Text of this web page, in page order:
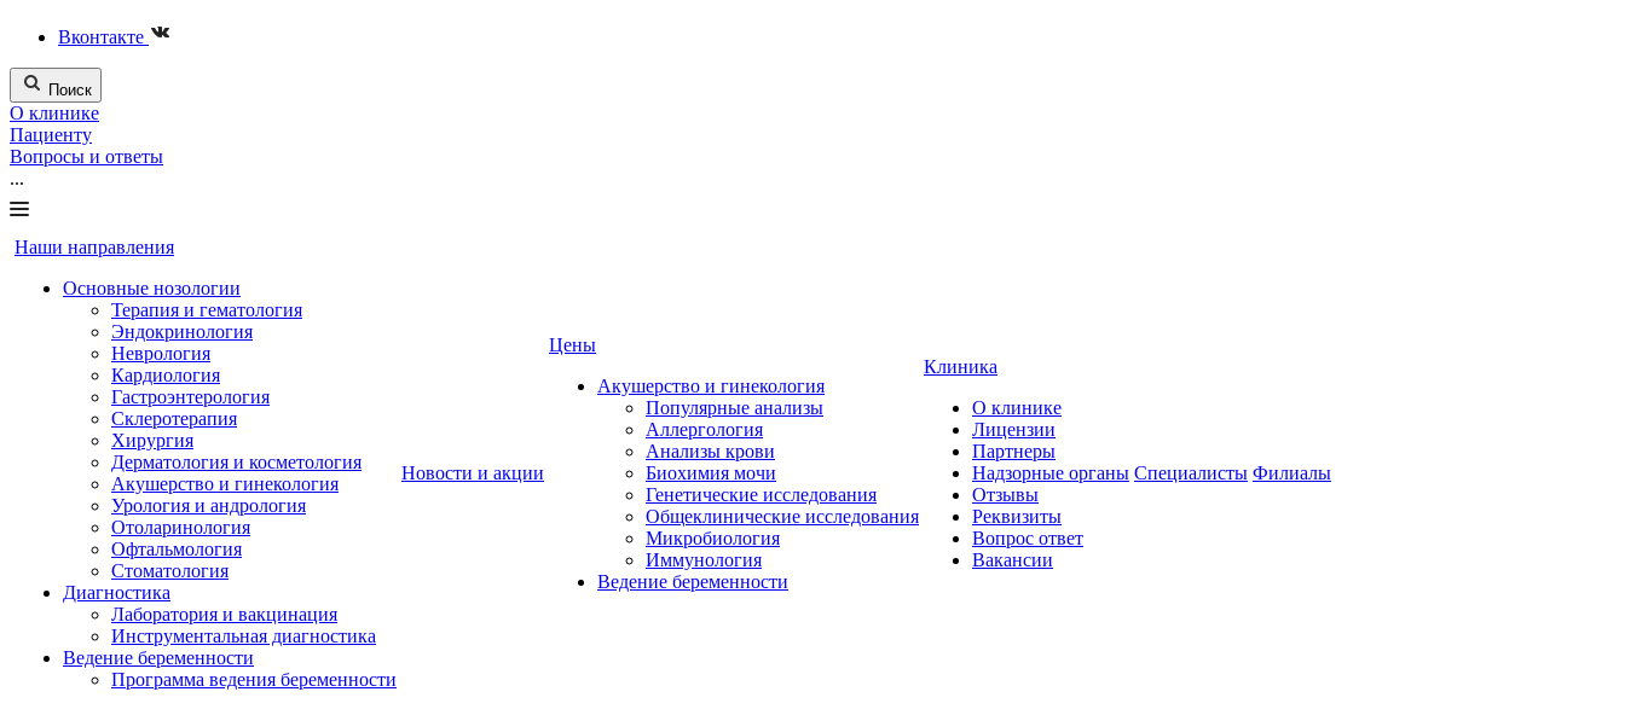
Вконтакте
Поиск
О клинике
Пациенту
Вопросы и ответы
...
Наши направления
Основные нозологии
Терапия и гематология
Эндокринология
Неврология
Кардиология
Гастроэнтерология
Склеротерапия
Хирургия
Дерматология и косметология
Акушерство и гинекология
Урология и андрология
Отоларинология
Офтальмология
Стоматология
Диагностика
Лаборатория и вакцинация
Инструментальная диагностика
Ведение беременности
Программа ведения беременности
Новости и акции
Цены
Акушерство и гинекология
Популярные анализы
Аллергология
Анализы крови
Биохимия мочи
Генетические исследования
Общеклинические исследования
Микробиология
Иммунология
Ведение беременности
Клиника
О клинике
Лицензии
Партнеры
Надзорные органы
Отзывы
Реквизиты
Вопрос ответ
Вакансии
Специалисты Филиалы